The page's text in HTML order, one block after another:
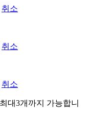
취소
취소
취소
대3개까지 가능합니